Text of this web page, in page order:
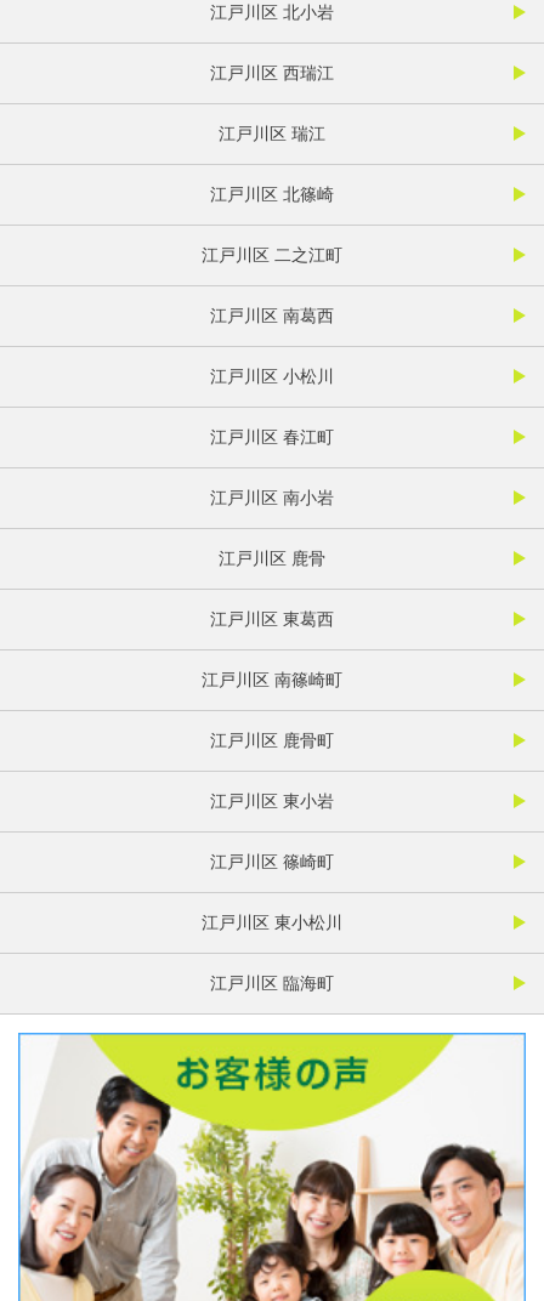
江戸川区 北小岩
江戸川区 西瑞江
江戸川区 瑞江
江戸川区 北篠崎
江戸川区 二之江町
江戸川区 南葛西
江戸川区 小松川
江戸川区 春江町
江戸川区 南小岩
江戸川区 鹿骨
江戸川区 東葛西
江戸川区 南篠崎町
江戸川区 鹿骨町
江戸川区 東小岩
江戸川区 篠崎町
江戸川区 東小松川
江戸川区 臨海町